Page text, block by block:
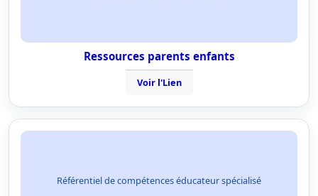
Ressources parents enfants
Voir l'Lien
Référentiel de compétences éducateur spécialisé